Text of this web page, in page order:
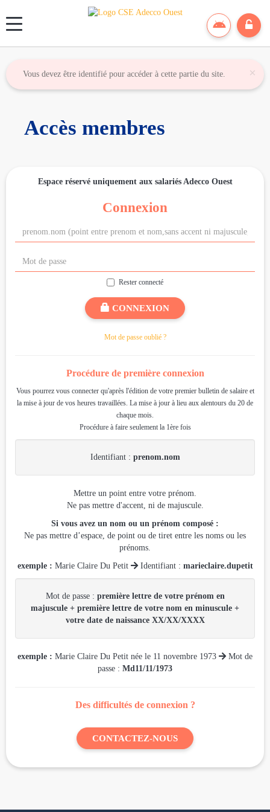
×
Vous devez être identifié pour accéder à cette partie du site.
Accès membres
Espace réservé uniquement aux salariés Adecco Ouest
Connexion
Rester connecté
CONNEXION
Mot de passe oublié ?
Procédure de première connexion
Vous pourrez vous connecter qu'après l'édition de votre premier bulletin de salaire et
la mise à jour de vos heures travaillées. La mise à jour à lieu aux alentours du 20 de
chaque mois.
Procédure à faire seulement la 1ère fois
Identifiant : prenom.nom
Mettre un point entre votre prénom.
Ne pas mettre d'accent, ni de majuscule.
Si vous avez un nom ou un prénom composé :
Ne pas mettre d’espace, de point ou de tiret entre les noms ou les
prénoms.
exemple : Marie Claire Du Petit Identifiant : marieclaire.dupetit
Mot de passe : première lettre de votre prénom en
majuscule + première lettre de votre nom en minuscule +
votre date de naissance XX/XX/XXXX
exemple : Marie Claire Du Petit née le 11 novembre 1973  Mot de
passe : Md11/11/1973
Des difficultés de connexion ?
CONTACTEZ-NOUS
Panneau de gestion des cookies